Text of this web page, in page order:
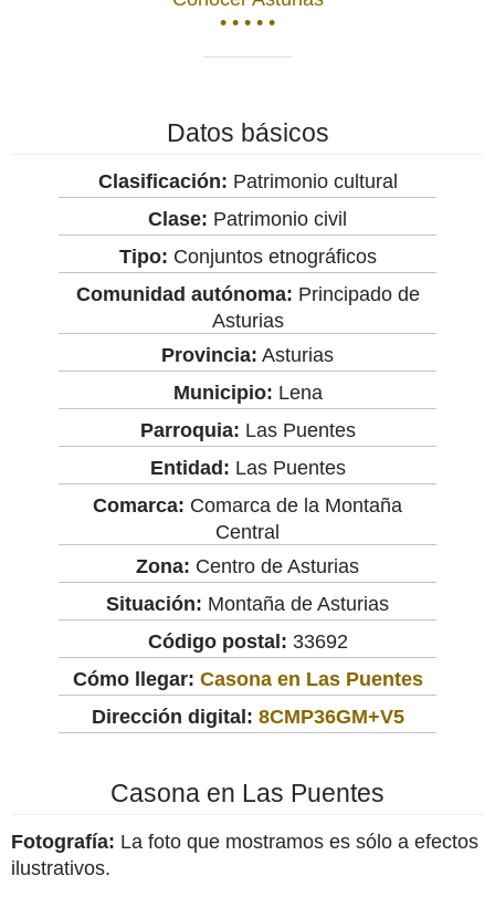
• • • • •
Datos básicos
Clasificación: Patrimonio cultural
Clase: Patrimonio civil
Tipo: Conjuntos etnográficos
Comunidad autónoma: Principado de
Asturias
Provincia: Asturias
Municipio: Lena
Parroquia: Las Puentes
Entidad: Las Puentes
Comarca: Comarca de la Montaña
Central
Zona: Centro de Asturias
Situación: Montaña de Asturias
Código postal: 33692
Cómo llegar: Casona en Las Puentes
Dirección digital: 8CMP36GM+V5
Casona en Las Puentes
Fotografía: La foto que mostramos es sólo a efectos
ilustrativos.